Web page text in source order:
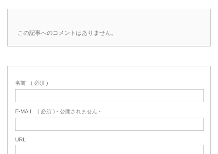
この記事へのコメントはありません。
名前 ( 必須 )
E-MAIL ( 必須 ) - 公開されません -
URL